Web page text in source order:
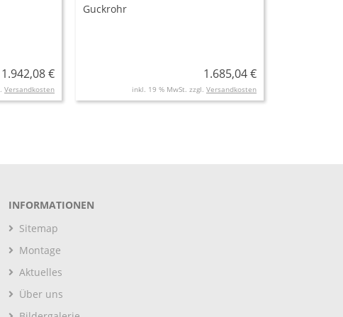
1.942,08 €
Versandkosten
Guckrohr
1.685,04 €
inkl. 19 % MwSt. zzgl. Versandkosten
INFORMATIONEN
Sitemap
Montage
Aktuelles
Über uns